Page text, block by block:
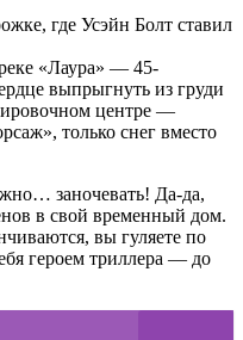
где Усэйн Болт ставил
«Лаура» — 45-
выпрыгнуть из груди
центре —
только снег вместо
заночевать! Да-да,
в свой временный дом.
вы гуляете по
героем триллера — до